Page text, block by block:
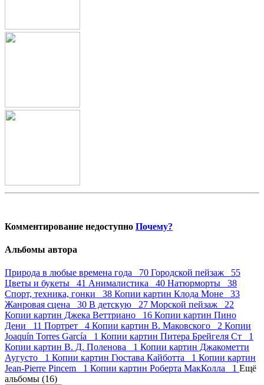
Комментирование недоступно Почему?
Альбомы автора
Природа в любые времена года 70 Городской пейзаж 55
Цветы и букеты 41 Анималистика 40 Натюрморты 38
Спорт, техника, гонки 38 Копии картин Клода Моне 33
Жанровая сцена 30 В детскую 27 Морской пейзаж 22
Копии картин Джека Веттриано 16 Копии картин Пино
Дени 11 Портрет 4 Копии картин В. Маковского 2 Копии
Joaquín Torres García 1 Копии картин Питера Брейгеля Ст 1
Копии картин В. Д. Поленова 1 Копии картин Джакометти
Аугусто 1 Копии картин Гюстава Кайботта 1 Копии картин
Jean-Pierre Pincem 1 Копии картин Роберта МакКолла 1 Ещё
альбомы (16)